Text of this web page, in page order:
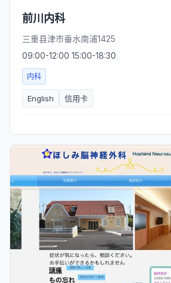
前川内科
三重县津市垂水南浦1425
09:00-12:00 15:00-18:30
内科
English 信用卡